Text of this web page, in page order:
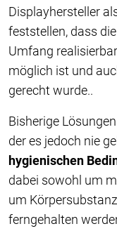
Displayhersteller
feststellen, dass
Umfang
möglich ist und
gerecht wurde..
Bisherige
der es jedoch nie
hygienischen
dabei sowohl um
um
ferngehalten